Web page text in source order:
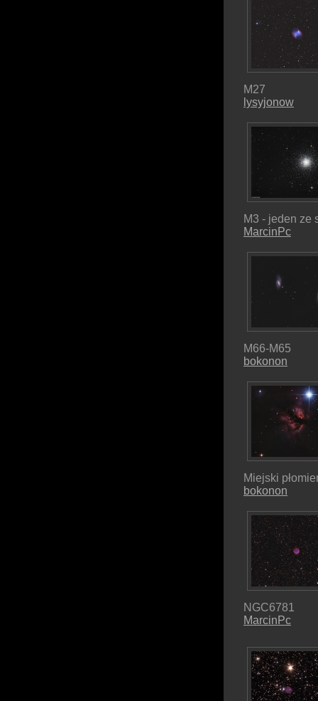
M27
lysyjonow
M3 - jeden ze
MarcinPc
M66-M65
bokonon
Miejski
bokonon
NGC6781
MarcinPc